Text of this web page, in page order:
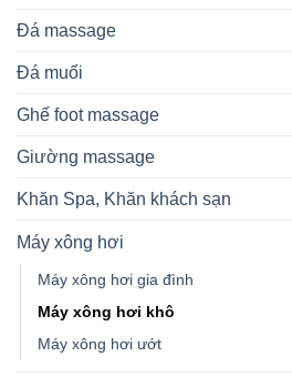
Đá massage
Đá muối
Ghế foot massage
Giường massage
Khăn Spa, Khăn khách sạn
Máy xông hơi
Máy xông hơi gia đình
Máy xông hơi khô
Máy xông hơi ướt